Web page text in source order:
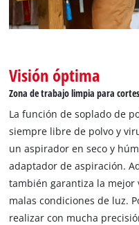
visitor.
the site
to
Visión óptima
Zona de trabajo limpia para
La función de soplado de
siempre libre de polvo y
un aspirador en seco y
adaptador de aspiración.
también garantiza la mejor
malas condiciones de luz.
realizar con mucha